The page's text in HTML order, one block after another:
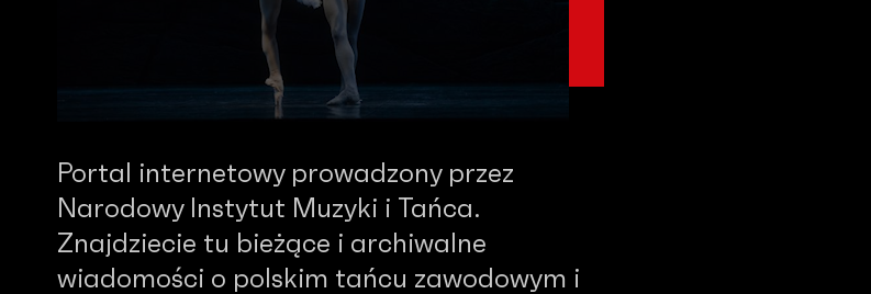
Portal internetowy prowadzony przez
Narodowy Instytut Muzyki i Tańca.
Znajdziecie tu bieżące i archiwalne
wiadomości o polskim tańcu zawodowym i